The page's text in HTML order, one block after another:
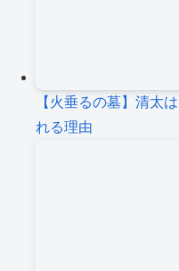
【火垂るの墓】清太
れる理由